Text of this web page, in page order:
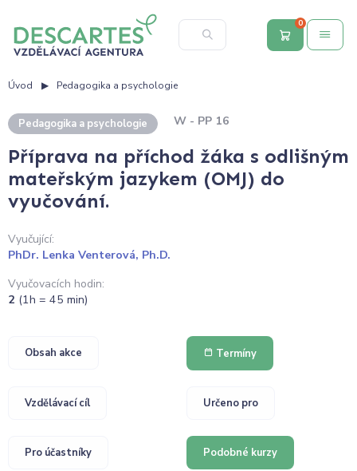
0
Úvod Pedagogika a psychologie
Pedagogika a psychologie W - PP 16
Příprava na příchod žáka s odlišným
mateřským jazykem (OMJ) do
vyučování.
Vyučující:
PhDr. Lenka Venterová, Ph.D.
Vyučovacích hodin:
2 (1h = 45 min)
Obsah akce Termíny
Vzdělávací cíl Určeno pro
Pro účastníky Podobné kurzy